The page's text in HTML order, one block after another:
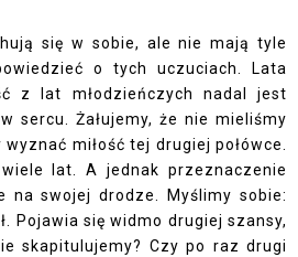
się w sobie, ale nie mają tyle
o tych uczuciach. Lata
z lat młodzieńczych nadal jest
sercu. Żałujemy, że nie mieliśmy
miłość tej drugiej połówce.
lat. A jednak przeznaczenie
na swojej drodze. Myślimy sobie:
Pojawia się widmo drugiej szansy,
skapitulujemy? Czy po raz drugi